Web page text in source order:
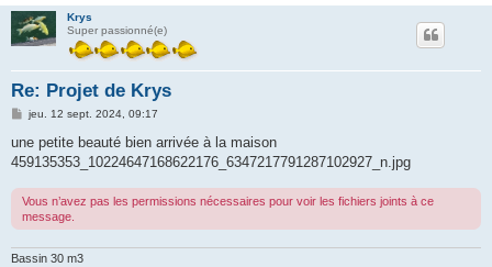
Krys
Super passionné(e)
Re: Projet de Krys
M
s
a
e
jeu. 12 sept. 2024, 09:17
une petite beauté bien arrivée à la maison
459135353_10224647168622176_6347217791287102927_n.jpg
Vous n’avez pas les permissions nécessaires pour voir les fichiers joints à ce
message.
Bassin 30 m3